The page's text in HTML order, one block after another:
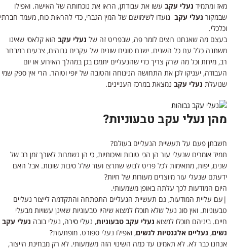
מאז ומתמיד נעלי עקב עשו את עבודתן, הראו את נוכחותה של האישה. ואפילו
שבמקור נעלי עקב נועדו לשימושם של המין הגברי, כדי להראות כוח, מעמד חברתי
וכלכלי.
בעצם מה שאנחנו רוצים לומר פה, שבפריט זה של נעלי עקב הוא קלאסי שאינו
משתנה כלל עם כל השנים. ישנם סוגים שונים של עקבים גבוהים, צבעים במבחר
רב, מידות וכל מה שרק צריך כדי שהנעליים יתמכו בכן במהלך האירוע או יום
העבודה, יעניקו לכן את התחושה הנינוחה והטובה של יופי וטוהר. הרי אין ספק שמי
שנועלת נעלי עקב נמצאת במרכז העניינים.
מהן נעלי עקב טבעוניות?
חשבתן פעם על תעשיית הנעליים בעולם?
תמיד אומרים שנעלי עור הן הכי טובות ואיכותיות, כי הן נשמרות לאורך זמן רב של
שנים, יפות, מתאימות לכל פריט לבוש שתרצו ועוד שלל סיבות שונות. אבל האם
ידעתם שנעלי עור מיוצרים מעורות של חיות?
היום המודעות לכך עלתה באופן משמעותי.
|עם עליית המודעות, גם תעשיית הנעליים התפתחה והתקדמה לייצור נעליים
טבעוניות. ואין סוג נעל שלא תוכלו למצוא שיהיו טבעוניות שאינן עשויות מבעלי
חיים. ביניהם תוכלו למצוא נעלי עקב טבעוניות, נעלי סירה, נעלי בובה נעלי עקב
נשים, נעליים אלגנטיות לנשים, ואפילו נעלי ספורט. מופתעות?
אנחנו כבר לא. לא תאמינו עד כמה השינוי הזה משמעותי. לא רק מבחינת הייצור,